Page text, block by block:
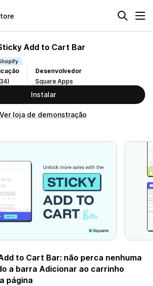
Add to Cart Bar
Desenvolvedor
Square Apps
Instalar
Ver loja de demonstração
to Cart Bar: não perca nenhuma
a barra Adicionar ao carrinho
página